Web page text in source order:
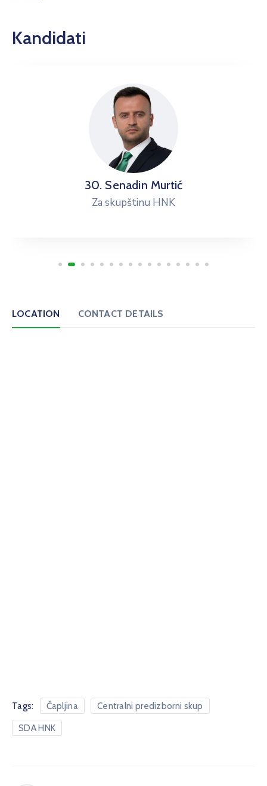
Kandidati
30. Senadin Murtić
Za skupštinu HNK
LOCATION CONTACT DETAILS
Tags: Čapljina Centralni predizborni skup
SDA HNK